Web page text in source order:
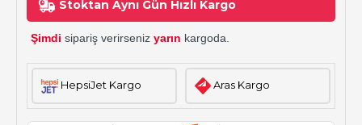
Stoktan Aynı Gün Hızlı Kargo
Şimdi sipariş verirseniz yarın kargoda.
HepsiJet Kargo Aras Kargo